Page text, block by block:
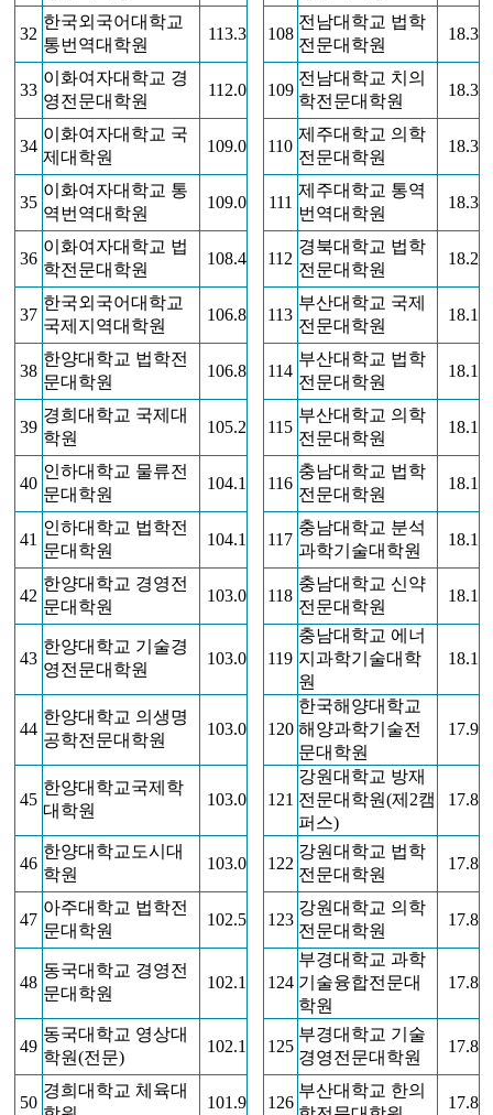
32
한국외국어대학교
통번역대학원
113.3 108
전남대학교 법학
전문대학원
18.3
33
이화여자대학교 경
영전문대학원
112.0 109
전남대학교 치의
학전문대학원
18.3
34
이화여자대학교 국
제대학원
109.0 110
제주대학교 의학
전문대학원
18.3
35
이화여자대학교 통
역번역대학원
109.0 111
제주대학교 통역
번역대학원
18.3
36
이화여자대학교 법
학전문대학원
108.4 112
경북대학교 법학
전문대학원
18.2
37
한국외국어대학교
국제지역대학원
106.8 113
부산대학교 국제
전문대학원
18.1
38
한양대학교 법학전
문대학원
106.8 114
부산대학교 법학
전문대학원
18.1
39
경희대학교 국제대
학원
105.2 115
부산대학교 의학
전문대학원
18.1
40
인하대학교 물류전
문대학원
104.1 116
충남대학교 법학
전문대학원
18.1
41
인하대학교 법학전
문대학원
104.1 117
충남대학교 분석
과학기술대학원
18.1
42
한양대학교 경영전
문대학원
103.0 118
충남대학교 신약
전문대학원
18.1
43
한양대학교 기술경
영전문대학원
103.0 119
충남대학교 에너
지과학기술대학
원
18.1
44
한양대학교 의생명
공학전문대학원
103.0 120
한국해양대학교
해양과학기술전
문대학원
17.9
45
한양대학교국제학
대학원
103.0 121
강원대학교 방재
전문대학원(제2캠
퍼스)
17.8
46
한양대학교도시대
학원
103.0 122
강원대학교 법학
전문대학원
17.8
47
아주대학교 법학전
문대학원
102.5 123
강원대학교 의학
전문대학원
17.8
48
동국대학교 경영전
문대학원
102.1 124
부경대학교 과학
기술융합전문대
학원
17.8
49
동국대학교 영상대
학원(전문)
102.1 125
부경대학교 기술
경영전문대학원
17.8
50
경희대학교 체육대
101.9 126
부산대학교 한의
17.8